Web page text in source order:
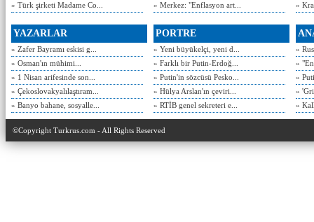
» Türk şirketi Madame Co...
» Merkez: "Enflasyon art...
»
YAZARLAR
» Zafer Bayramı eskisi g...
» Osman'ın mühimi...
» 1 Nisan arifesinde son...
» Çekoslovakyalılaştıram...
» Banyo bahane, sosyalle...
PORTRE
» Yeni büyükelçi, yeni d...
» Farklı bir Putin-Erdoğ...
» Putin'in sözcüsü Pesko...
» Hülya Arslan'ın çeviri...
» RTİB genel sekreteri e...
»
»
»
»
»
©Copyright Turkrus.com - All Rights Reserved